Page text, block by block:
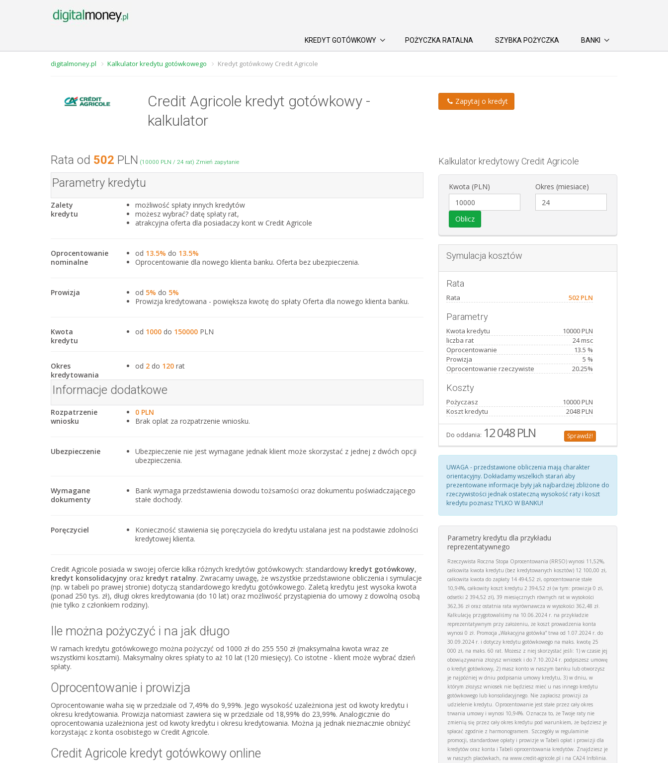
KREDYT GOTÓWKOWY POŻYCZKA RATALNA SZYBKA POŻYCZKA BANKI
digitalmoney.pl Kalkulator kredytu gotówkowego Kredyt gotówkowy Credit Agricole
Credit Agricole kredyt gotówkowy -
kalkulator
Zapytaj o kredyt
Rata od 502 PLN (10000 PLN / 24 rat) Zmień zapytanie
Parametry kredytu
Zalety
kredytu
możliwość spłaty innych kredytów
możesz wybrać? datę spłaty rat,
atrakcyjna oferta dla posiadaczy kont w Credit Agricole
Oprocentowanie
nominalne
od 13.5% do 13.5%
Oprocentowanie dla nowego klienta banku. Oferta bez ubezpieczenia.
Prowizja od 5% do 5%
Prowizja kredytowana - powiększa kwotę do spłaty Oferta dla nowego klienta banku.
Kwota
kredytu
od 1000 do 150000 PLN
Okres
kredytowania
od 2 do 120 rat
Informacje dodatkowe
Rozpatrzenie
wniosku
0 PLN
Brak oplat za rozpatrzenie wniosku.
Ubezpieczenie
Ubezpieczenie nie jest wymagane jednak klient może skorzystać z jednej z dwóch opcji
ubezpieczenia.
Wymagane
dokumenty
Bank wymaga przedstawienia dowodu tożsamości oraz dokumentu poświadczającego
stałe dochody.
Poręczyciel
Konieczność stawienia się poręczyciela do kredytu ustalana jest na podstawie zdolności
kredytowej klienta.
Credit Agricole posiada w swojej ofercie kilka różnych kredytów gotówkowych: standardowy kredyt gotówkowy,
kredyt konsolidacyjny oraz kredyt ratalny. Zwracamy uwagę, że wszystkie przedstawione obliczenia i symulacje
(np. w tabeli po prawej stronie) dotyczą standardowego kredytu gotówkowego. Zaletą kredytu jest wysoka kwota
(ponad 250 tys. zł), długi okres kredytowania (do 10 lat) oraz możliwość przystąpienia do umowy z dowolną osobą
(nie tylko z członkiem rodziny).
Ile można pożyczyć i na jak długo
W ramach kredytu gotówkowego można pożyczyć od 1000 zł do 255 550 zł (maksymalna kwota wraz ze
wszystkimi kosztami). Maksymalny okres spłaty to aż 10 lat (120 miesięcy). Co istotne - klient może wybrać dzień
spłaty.
Oprocentowanie i prowizja
Oprocentowanie waha się w przedziale od 7,49% do 9,99%. Jego wysokość uzależniona jest od kwoty kredytu i
okresu kredytowania. Prowizja natomiast zawiera się w przedziale od 18,99% do 23,99%. Analogicznie do
oprocentowania uzależniona jest od kwoty kredytu i okresu kredytowania. Można ją jednak nieznacznie obniżyć
korzystając z konta osobistego w Credit Agricole.
Credit Agricole kredyt gotówkowy online
Kalkulator kredytowy Credit Agricole
Kwota (PLN) Okres (miesiace)
Symulacja kosztów
Rata
Rata 502 PLN
Parametry
Kwota kredytu
10000 PLN
liczba rat
24 msc
Oprocentowanie
13.5 %
Prowizja
5 %
Oprocentowanie rzeczywiste
20.25%
Koszty
Pożyczasz
10000 PLN
Koszt kredytu
2048 PLN
Do oddania: 12 048 PLN Sprawdź!
UWAGA - przedstawione obliczenia mają charakter
orientacyjny. Dokładamy wszelkich starań aby
prezentowane informacje były jak najbardziej zbliżone do
rzeczywistości jednak ostateczną wysokość raty i koszt
kredytu poznasz TYLKO W BANKU!
Parametry kredytu dla przykładu
reprezentatywnego
Rzeczywista Roczna Stopa Oprocentowania (RRSO) wynosi 11,52%,
całkowita kwota kredytu (bez kredytowanych kosztów) 12 100,00 zł,
całkowita kwota do zapłaty 14 494,52 zł, oprocentowanie stałe
10,94%, całkowity koszt kredytu 2 394,52 zł (w tym: prowizja 0 zł,
odsetki 2 394,52 zł), 39 miesięcznych równych rat w wysokości
362,36 zł oraz ostatnia rata wyrównawcza w wysokości 362,48 zł.
Kalkulację przygotowaliśmy na 10.06.2024 r. na przykładzie
reprezentatywnym przy założeniu, że koszt prowadzenia konta
wynosi 0 zł. Promocja „Wakacyjna gotówka” trwa od 1.07.2024 r. do
30.09.2024 r. i dotyczy kredytu gotówkowego na maks. kwotę 25
000 zł, na maks. 60 rat. Możesz z niej skorzystać jeśli: 1) w czasie jej
obowiązywania złożysz wniosek i do 7.10.2024 r. podpiszesz umowę
o kredyt gotówkowy, 2) masz konto w naszym banku lub otworzysz
je najpóźniej w dniu podpisania umowy kredytu, 3) w dniu, w
którym złożysz wniosek nie będziesz mieć u nas innego kredytu
gotówkowego lub konsolidacyjnego. Nie zapłacisz prowizji za
udzielenie kredytu. Oprocentowanie jest stałe przez cały okres
trwania umowy i wynosi 10,94%. Oznacza to, że Twoje raty nie
zmienią się przez cały okres kredytu pod warunkiem, że będziesz je
spłacać zgodnie z harmonogramem. Szczegóły w regulaminie
promocji, standardowe opłaty i prowizje w Tabeli opłat i prowizji dla
kredytów oraz konta i Tabeli oprocentowania kredytów. Znajdziesz je
w naszych placówkach, na www.credit-agricole.pl i na CA24 Infolinia.